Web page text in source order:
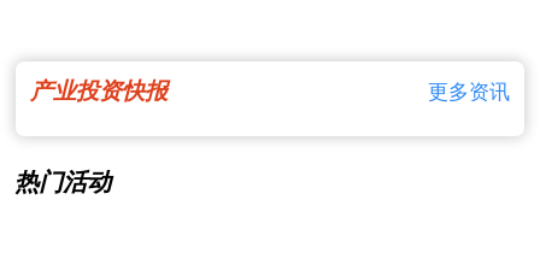
产业投资快报 更多资讯
热门活动